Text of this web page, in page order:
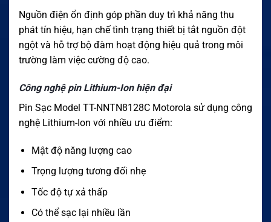
Nguồn điện ổn định góp phần duy trì khả năng thu
phát tín hiệu, hạn chế tình trạng thiết bị tắt nguồn đột
ngột và hỗ trợ bộ đàm hoạt động hiệu quả trong môi
trường làm việc cường độ cao.
Công nghệ pin Lithium-Ion hiện đại
Pin Sạc Model TT-NNTN8128C Motorola sử dụng công
nghệ Lithium-Ion với nhiều ưu điểm:
Mật độ năng lượng cao
Trọng lượng tương đối nhẹ
Tốc độ tự xả thấp
Có thể sạc lại nhiều lần